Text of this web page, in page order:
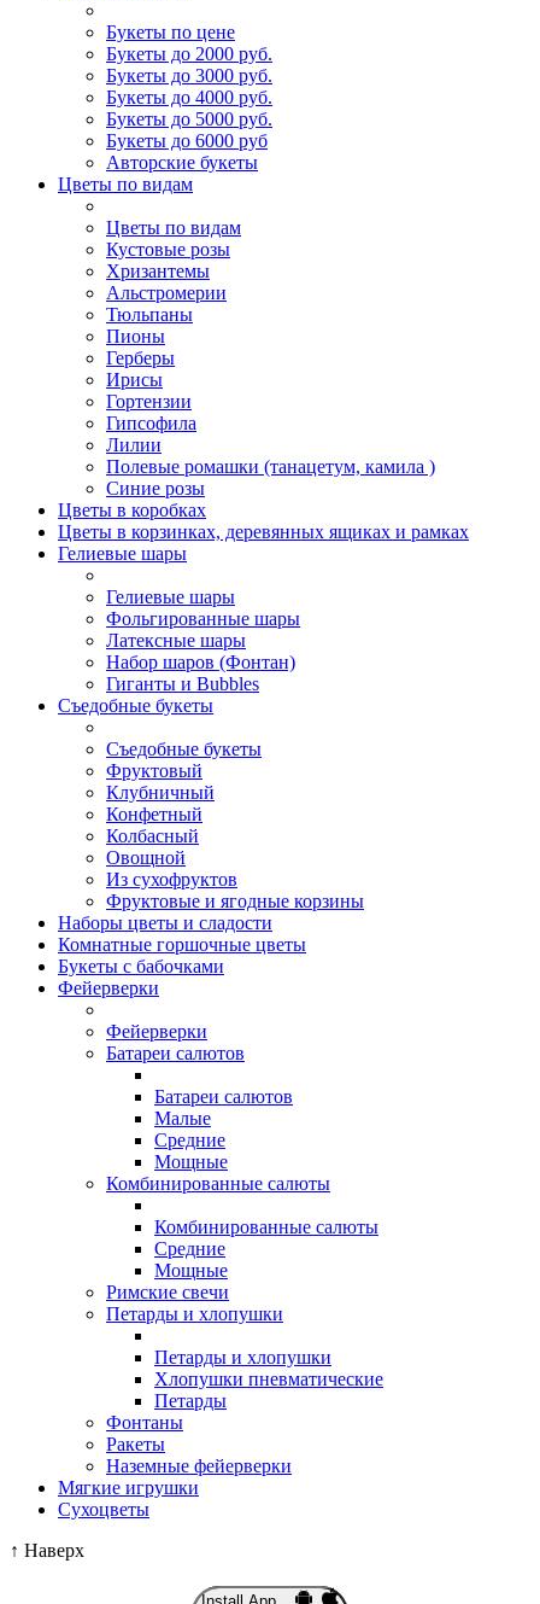
Букеты по цене
Букеты до 2000 руб.
Букеты до 3000 руб.
Букеты до 4000 руб.
Букеты до 5000 руб.
Букеты до 6000 руб
Авторские букеты
Цветы по видам
Цветы по видам
Кустовые розы
Хризантемы
Альстромерии
Тюльпаны
Пионы
Герберы
Ирисы
Гортензии
Гипсофила
Лилии
Полевые ромашки (танацетум, камила )
Синие розы
Цветы в коробках
Цветы в корзинках, деревянных ящиках и рамках
Гелиевые шары
Гелиевые шары
Фольгированные шары
Латексные шары
Набор шаров (Фонтан)
Гиганты и Bubbles
Съедобные букеты
Съедобные букеты
Фруктовый
Клубничный
Конфетный
Колбасный
Овощной
Из сухофруктов
Фруктовые и ягодные корзины
Наборы цветы и сладости
Комнатные горшочные цветы
Букеты с бабочками
Фейерверки
Фейерверки
Батареи салютов
Батареи салютов
Малые
Средние
Мощные
Комбинированные салюты
Комбинированные салюты
Средние
Мощные
Римские свечи
Петарды и хлопушки
Петарды и хлопушки
Хлопушки пневматические
Петарды
Фонтаны
Ракеты
Наземные фейерверки
Мягкие игрушки
Сухоцветы
↑ Наверх